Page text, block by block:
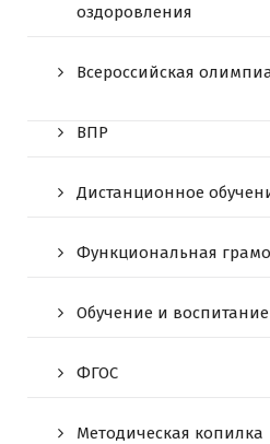
оздоровления
Всероссийская
ВПР
Дистанционное
Функциональная
Обучение и
ФГОС
Методическая копилка